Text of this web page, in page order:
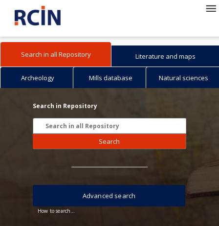
Search in all Repository Literature and maps
Archeology Mills database Natural sciences
Search in Repository
Search
How to search...
Advanced search